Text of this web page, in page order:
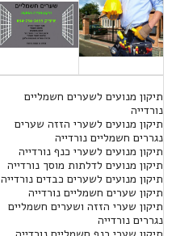
תיקון מנועים לשערים חשמליים
נורדייה
תיקון מנועים לשערי הזזה שערים
נגררים חשמליים נורדייה
תיקון מנועים לשערי כנף נורדייה
תיקון מנועים לדלתות מוסך נורדייה
תיקון מנועים לשערים כבדים נורדייה
תיקון שערים חשמליים נורדייה
תיקון שערי הזזה ושערים חשמליים
נגררים נורדייה